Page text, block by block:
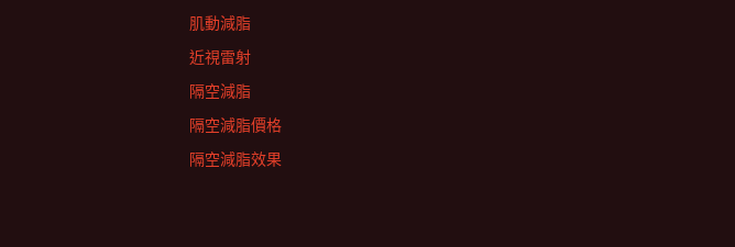
肌動減脂
近視雷射
隔空減脂
隔空減脂價格
隔空減脂效果